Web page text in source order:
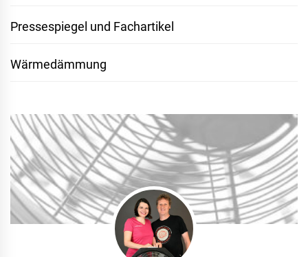
Pressespiegel und Fachartikel
Wärmedämmung